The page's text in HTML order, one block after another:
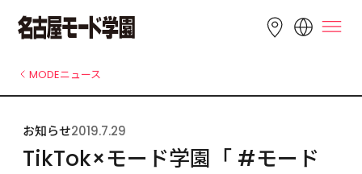
English 简体中文 繁體中文
한국어 Tiếng Việt
Indonesia
MODEニュース
お知らせ2019.7.29
TikTok×モード学園「 #モード